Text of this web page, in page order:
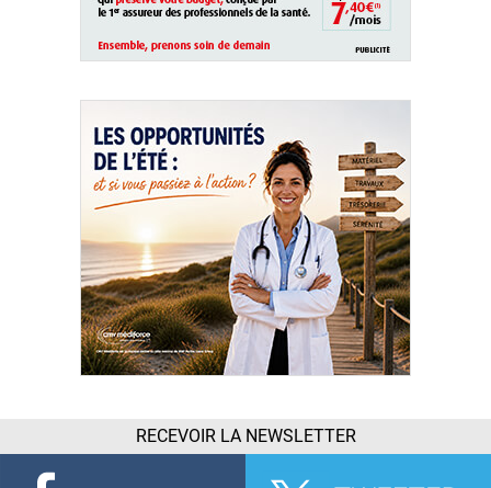
RECEVOIR LA NEWSLETTER